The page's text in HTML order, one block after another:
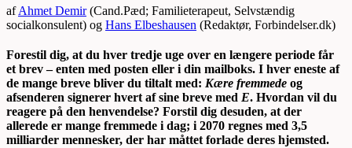
afAhmet Demir(Cand.Pæd; Familieterapeut, Selvstændig
socialkonsulent) og Hans Elbeshausen (Redaktør, Forbindelser.dk)
Forestil dig, at du hver tredje uge over en længere periode får
et brev – enten med posten eller i din mailboks. I hver eneste af
de mange breve bliver du tiltalt med: Kære fremmede og
afsenderen signerer hvert af sine breve med E. Hvordan vil du
reagere på den henvendelse? Forstil dig desuden, at der
allerede er mange fremmede i dag; i 2070 regnes med 3,5
milliarder mennesker, der har måttet forlade deres hjemsted.